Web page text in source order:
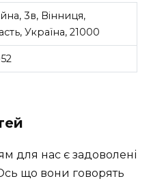
3в, Вінниця,
Україна, 21000
для нас є задоволені
що вони говорять